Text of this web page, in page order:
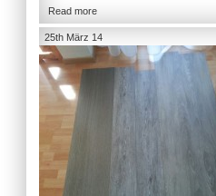
Read more
25th März 14